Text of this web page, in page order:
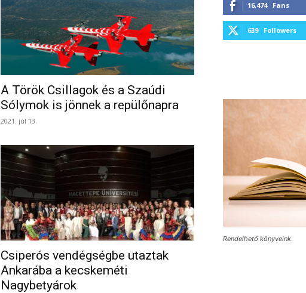
A Török Csillagok és a Szaúdi
Sólymok is jönnek a repülőnapra
2021. júl 13.
Csiperós vendégségbe utaztak
Ankarába a kecskeméti
Nagybetyárok
16,474 Fans
639 Followers
Rendelhető könyveink